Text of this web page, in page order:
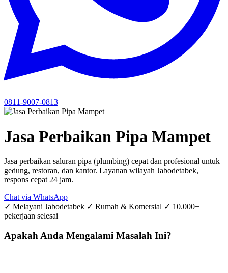
0811-9007-0813
Jasa Perbaikan Pipa Mampet
Jasa perbaikan saluran pipa (plumbing) cepat dan profesional untuk
gedung, restoran, dan kantor. Layanan wilayah Jabodetabek,
respons cepat 24 jam.
Chat via WhatsApp
✓ Melayani Jabodetabek ✓ Rumah & Komersial ✓ 10.000+
pekerjaan selesai
Apakah Anda Mengalami Masalah Ini?